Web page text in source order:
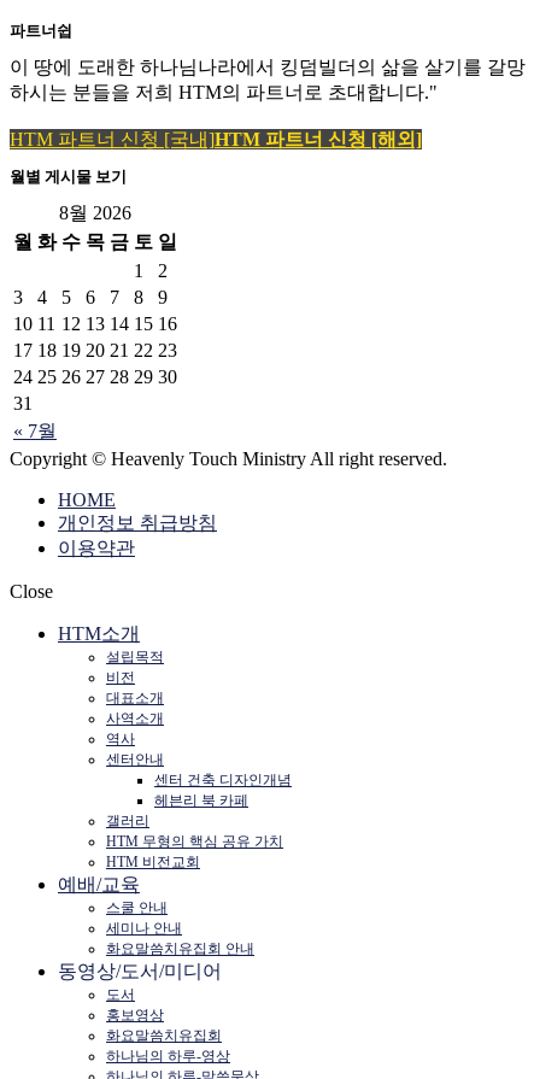
파트너쉽
이 땅에 도래한 하나님나라에서 킹덤빌더의 삶을 살기를 갈망
하시는 분들을 저희 HTM의 파트너로 초대합니다."
HTM 파트너 신청 [국내]HTM 파트너 신청 [해외]
월별 게시물 보기
8월 2026
월 화 수 목 금 토 일
« 7월
1
2
3
4 5 6 7 8
9
10 11 12 13 14 15 16
17 18 19 20 21 22 23
24 25 26 27 28 29 30
31
Copyright © Heavenly Touch Ministry All right reserved.
HOME
개인정보 취급방침
이용약관
Close
HTM소개
설립목적
비전
대표소개
사역소개
역사
센터안내
센터 건축 디자인개념
헤븐리 북 카페
갤러리
HTM 무형의 핵심 공유 가치
HTM 비전교회
예배/교육
스쿨 안내
세미나 안내
화요말씀치유집회 안내
동영상/도서/미디어
도서
홍보영상
화요말씀치유집회
하나님의 하루-영상